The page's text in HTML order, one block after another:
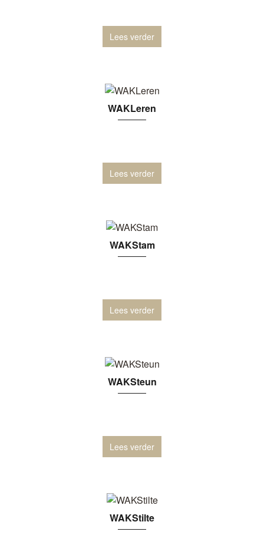
Lees verder
WAKLeren
Lees verder
WAKStam
Lees verder
WAKSteun
Lees verder
WAKStilte